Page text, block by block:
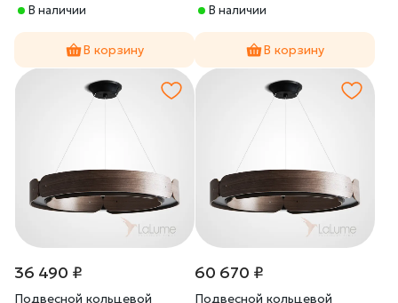
В наличии
В корзину
В наличии
В корзину
36 490 ₽
Подвесной кольцевой
60 670 ₽
Подвесной кольцевой